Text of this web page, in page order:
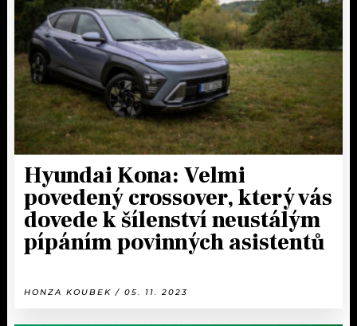
KALENDÁŘ
KVÍZY
VIP
TRENDY
MIX
OSTATNÍ
PROGRAM
PLAYLIST
JAK NALADIT
Hyundai Kona: Velmi
povedený crossover, který vás
dovede k šílenství neustálým
pípáním povinných asistentů
HONZA KOUBEK / 05. 11. 2023